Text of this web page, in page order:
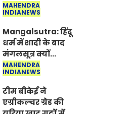
MAHENDRA
INDIANEWS
Mangalsutra: हिंदू
धर्म में शादी के बाद
मंगलसूत्र क्यों
पहनती है महिलाएं,
किसने शुरु की ये
परंपरा
MAHENDRA
INDIANEWS
टीम बीकेई ने
एग्रीकल्चर ग्रेड की